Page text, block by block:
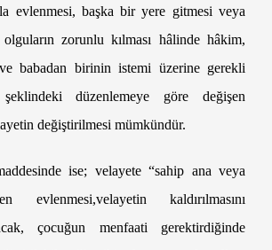
evlenmesi, başka bir yere gitmesi veya
zorunlu kılması hâlinde hâkim,
babadan birinin istemi üzerine gerekli
düzenlemeye göre değişen
değiştirilmesi mümkündür.
ise; velayete “sahip ana veya
evlenmesi,velayetin kaldırılmasını
çocuğun menfaati gerektirdiğinde